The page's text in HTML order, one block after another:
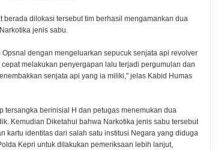
dilokasi tersebut tim berhasil mengamankan dua
jenis sabu.
dengan mengeluarkan sepucuk senjata api revolver
melakukan penyergapan lalu terjadi pergumulan dan
senjata api yang ia miliki," jelas Kabid Humas
berinisial H dan petugas menemukan dua
Kemudian Diketahui bahwa Narkotika jenis sabu tersebut
kartu identitas dari salah satu institusi Negara yang diduga
Kepri untuk dilakukan pemeriksaan lebih lanjut,